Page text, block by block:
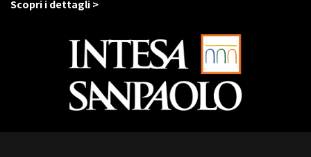
Scopri i dettagli >